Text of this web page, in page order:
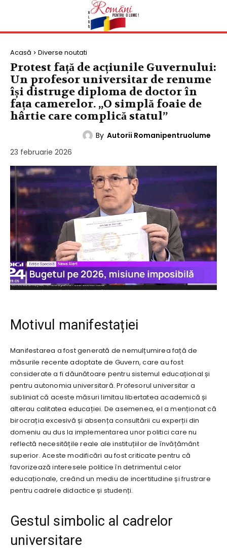
Acasă Diverse noutati
Protest față de acțiunile Guvernului:
Un profesor universitar de renume
își distruge diploma de doctor în
fața camerelor. „O simplă foaie de
hârtie care complică statul”
By Autorii Romanipentruolume
23 februarie 2026
Motivul manifestației
Manifestarea a fost generată de nemulțumirea față de
măsurile recente adoptate de Guvern, care au fost
considerate a fi dăunătoare pentru sistemul educațional și
pentru autonomia universitară. Profesorul universitar a
subliniat că aceste măsuri limitau libertatea academică și
alterau calitatea educației. De asemenea, el a menționat că
birocrația excesivă și absența consultării cu experții din
domeniu au dus la implementarea unor politici care nu
reflectă necesitățile reale ale instituțiilor de învățământ
superior. Aceste modificări au fost criticate pentru că
favorizează interesele politice în detrimentul celor
educaționale, creând un mediu de incertitudine și frustrare
pentru cadrele didactice și studenți.
Gestul simbolic al cadrelor
universitare